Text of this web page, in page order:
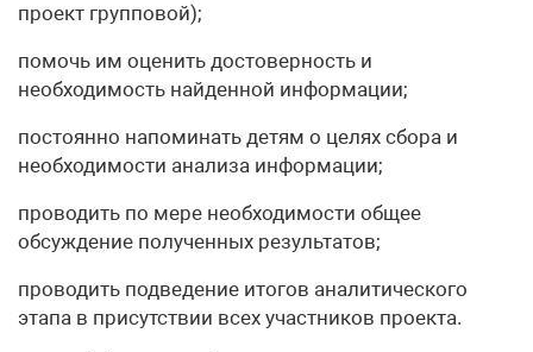
проект групповой);
помочь им оценить достоверность и
необходимость найденной информации;
постоянно напоминать детям о целях сбора и
необходимости анализа информации;
проводить по мере необходимости общее
обсуждение полученных результатов;
проводить подведение итогов аналитического
этапа в присутствии всех участников проекта.